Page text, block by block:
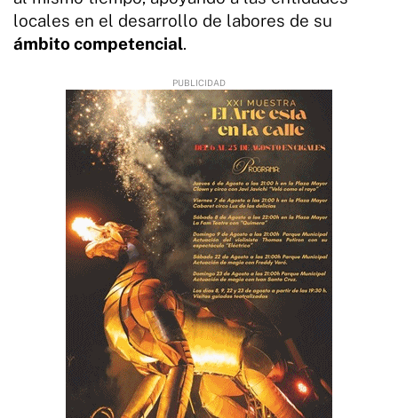
locales en el desarrollo de labores de su
ámbito competencial.